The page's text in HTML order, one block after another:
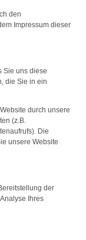
den
Impressum dieser
Sie uns diese
die Sie in ein
durch unsere
(z.B.
Die
unsere Website
der
Ihres